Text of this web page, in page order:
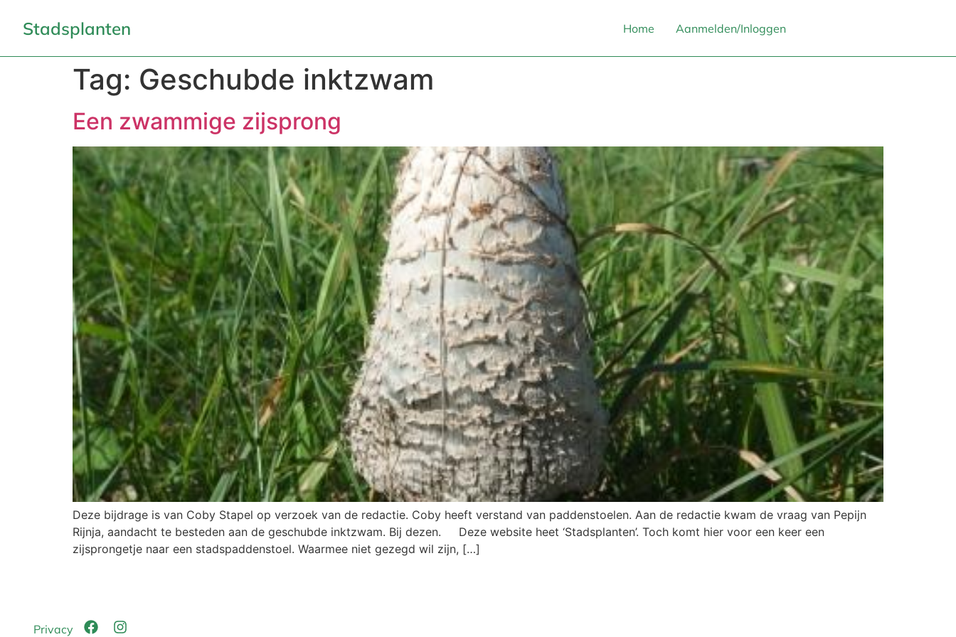
Stadsplanten Home Aanmelden/Inloggen
Tag: Geschubde inktzwam
Een zwammige zijsprong
Deze bijdrage is van Coby Stapel op verzoek van de redactie. Coby heeft verstand van paddenstoelen. Aan de redactie kwam de vraag van Pepijn
Rijnja, aandacht te besteden aan de geschubde inktzwam. Bij dezen. Deze website heet ‘Stadsplanten’. Toch komt hier voor een keer een
zijsprongetje naar een stadspaddenstoel. Waarmee niet gezegd wil zijn, […]
Privacy